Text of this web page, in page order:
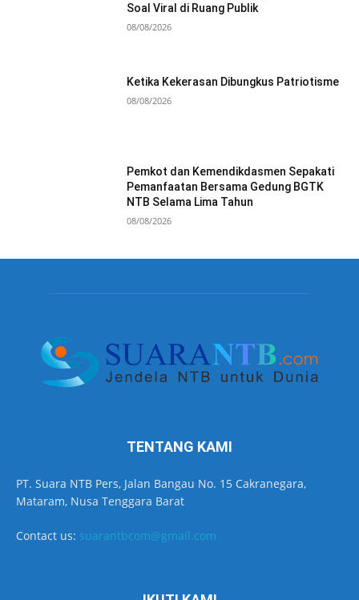
Soal Viral di Ruang Publik
08/08/2026
Ketika Kekerasan Dibungkus Patriotisme
08/08/2026
Pemkot dan Kemendikdasmen Sepakati
Pemanfaatan Bersama Gedung BGTK
NTB Selama Lima Tahun
08/08/2026
TENTANG KAMI
PT. Suara NTB Pers, Jalan Bangau No. 15 Cakranegara,
Mataram, Nusa Tenggara Barat
Contact us: suarantbcom@gmail.com